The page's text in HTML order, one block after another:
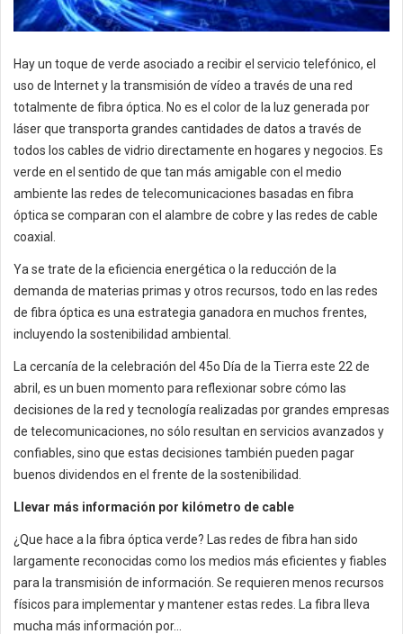
Hay un toque de verde asociado a recibir el servicio telefónico, el
uso de Internet y la transmisión de vídeo a través de una red
totalmente de fibra óptica. No es el color de la luz generada por
láser que transporta grandes cantidades de datos a través de
todos los cables de vidrio directamente en hogares y negocios. Es
verde en el sentido de que tan más amigable con el medio
ambiente las redes de telecomunicaciones basadas en fibra
óptica se comparan con el alambre de cobre y las redes de cable
coaxial.
Ya se trate de la eficiencia energética o la reducción de la
demanda de materias primas y otros recursos, todo en las redes
de fibra óptica es una estrategia ganadora en muchos frentes,
incluyendo la sostenibilidad ambiental.
La cercanía de la celebración del 45o Día de la Tierra este 22 de
abril, es un buen momento para reflexionar sobre cómo las
decisiones de la red y tecnología realizadas por grandes empresas
de telecomunicaciones, no sólo resultan en servicios avanzados y
confiables, sino que estas decisiones también pueden pagar
buenos dividendos en el frente de la sostenibilidad.
Llevar más información por kilómetro de cable
¿Que hace a la fibra óptica verde? Las redes de fibra han sido
largamente reconocidas como los medios más eficientes y fiables
para la transmisión de información. Se requieren menos recursos
físicos para implementar y mantener estas redes. La fibra lleva
mucha más información por...